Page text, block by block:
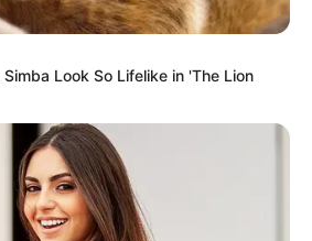
Look So Lifelike in 'The Lion